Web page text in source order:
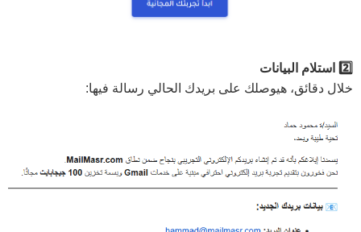
2️⃣ استلام البيانات
خلال دقائق، هيوصلك على بريدك الحالي رسالة فيها: